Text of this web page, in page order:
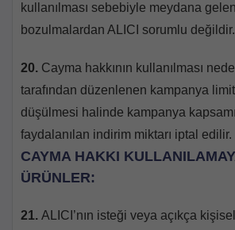
kullanılması sebebiyle meydana
bozulmalardan ALICI sorumlu değildir.
20. Cayma hakkının kullanılması
tarafından düzenlenen kampanya limit
düşülmesi halinde kampanya
faydalanılan indirim miktarı iptal edilir.
CAYMA HAKKI
ÜRÜNLER:
21. ALICI’nın isteği veya açıkça